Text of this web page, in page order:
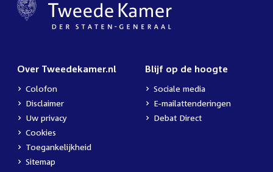
Over Tweedekamer.nl
Colofon
Disclaimer
Uw privacy
Cookies
Toegankelijkheid
Sitemap
Blijf op de hoogte
Sociale media
E-mailattenderingen
Debat Direct